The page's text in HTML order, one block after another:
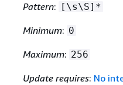
Pattern: [\s\S]*
Minimum: 0
Maximum: 256
Update requires: No